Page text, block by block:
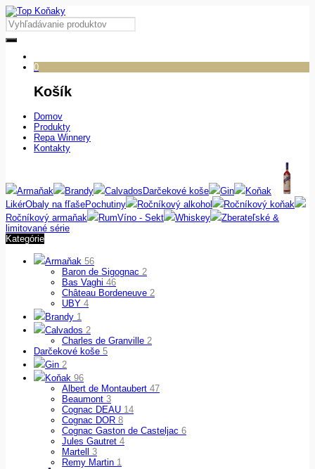
0
Košík
Domov
Produkty
Repa Winnery
Kontakty
Armaňak Brandy Calvados Darčekové koše Gin
Koňak
LikérObaly na fľašePochutiny Ročníkový alkohol
Ročníkový koňak
Ročníkový armaňak
RumVíno - Sekt Whiskey
Zberateľské &
limitované série
Kategórie
Armaňak 56
Baron de Sigognac 2
Bas Vaghi 46
Château Bordeneuve 2
UBY 4
Brandy 1
Calvados 2
Charles de Granville 2
Darčekové koše 5
Gin 2
Koňak 96
Albert de Montaubert 47
Beaumont 3
Cognac DEAU 14
Cognac DOR 8
Cognac Gaston de Casteljac 6
Jules Gautret 4
Martell 3
Remy Martin 1